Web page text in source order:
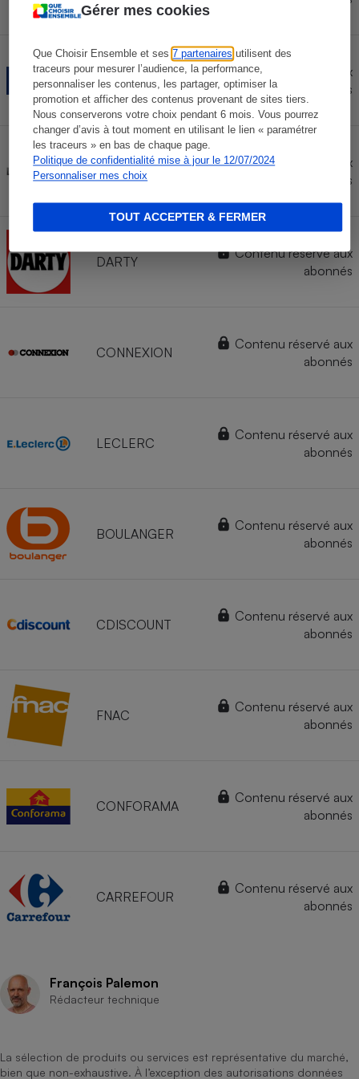
Gérer mes cookies
Que Choisir Ensemble et ses7 partenaires utilisent des
traceurs pour mesurer l’audience, la performance,
personnaliser les contenus, les partager, optimiser la
promotion et afficher des contenus provenant de sites tiers.
Nous conserverons votre choix pendant 6 mois. Vous pourrez
changer d’avis à tout moment en utilisant le lien « paramétrer
les traceurs » en bas de chaque page.
Politique de confidentialité mise à jour le 12/07/2024
Personnaliser mes choix
TOUT ACCEPTER & FERMER
LDLC
Contenu réservé aux
abonnés
Marketplace
LA
Contenu réservé aux
abonnés
DARTY
Contenu réservé aux
abonnés
CONNEXION
Contenu réservé aux
abonnés
LECLERC
Contenu réservé aux
abonnés
BOULANGER
Contenu réservé aux
abonnés
CDISCOUNT
Contenu réservé aux
abonnés
FNAC
Contenu réservé aux
abonnés
CONFORAMA
Contenu réservé aux
abonnés
CARREFOUR
Contenu réservé aux
abonnés
François Palemon
Rédacteur technique
La sélection de produits ou services est représentative du marché,
bien que non-exhaustive. À l’exception des autorisations données